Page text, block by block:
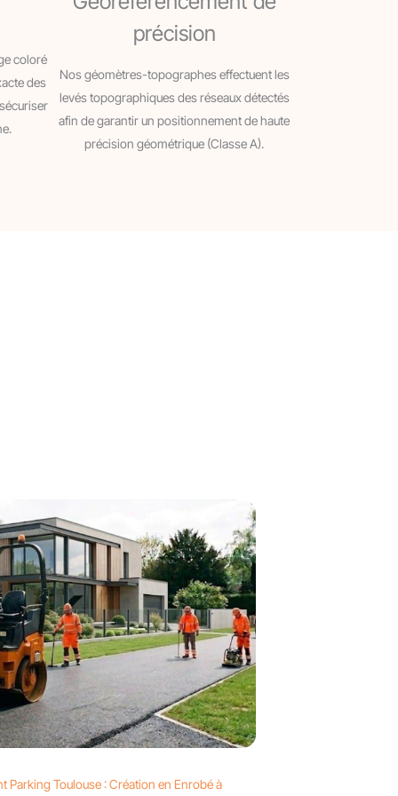
coloré
des
précision
Nos géomètres-topographes effectuent les
levés topographiques des réseaux détectés
afin de garantir un positionnement de haute
précision géométrique (Classe A).
Parking Toulouse : Création en Enrobé à